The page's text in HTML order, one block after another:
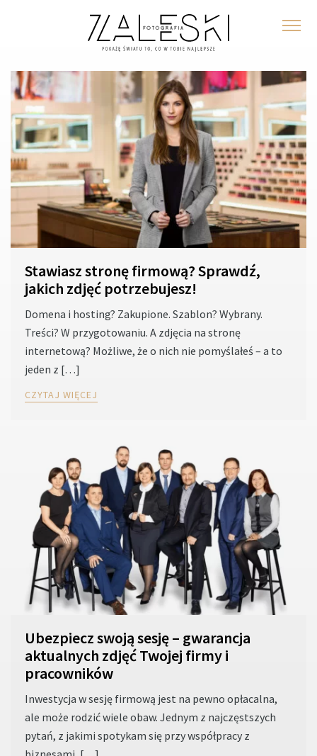
Stawiasz stronę firmową? Sprawdź,
jakich zdjęć potrzebujesz!
Domena i hosting? Zakupione. Szablon? Wybrany.
Treści? W przygotowaniu. A zdjęcia na stronę
internetową? Możliwe, że o nich nie pomyślałeś – a to
jeden z […]
CZYTAJ WIĘCEJ
Ubezpiecz swoją sesję – gwarancja
aktualnych zdjęć Twojej firmy i
pracowników
Inwestycja w sesję firmową jest na pewno opłacalna,
ale może rodzić wiele obaw. Jednym z najczęstszych
pytań, z jakimi spotykam się przy współpracy z